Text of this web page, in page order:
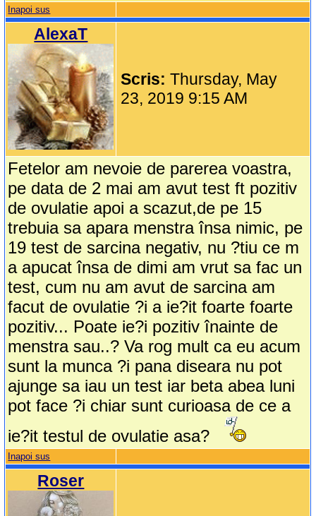
Inapoi sus
AlexaT
Scris:Thursday, May
23, 2019 9:15 AM
Fetelor am nevoie de parerea voastra,
pe data de 2 mai am avut test ft pozitiv
de ovulatie apoi a scazut,de pe 15
trebuia sa apara menstra însa nimic, pe
19 test de sarcina negativ, nu ?tiu ce m
a apucat însa de dimi am vrut sa fac un
test, cum nu am avut de sarcina am
facut de ovulatie ?i a ie?it foarte foarte
pozitiv... Poate ie?i pozitiv înainte de
menstra sau..? Va rog mult ca eu acum
sunt la munca ?i pana diseara nu pot
ajunge sa iau un test iar beta abea luni
pot face ?i chiar sunt curioasa de ce a
ie?it testul de ovulatie asa?
Inapoi sus
Roser